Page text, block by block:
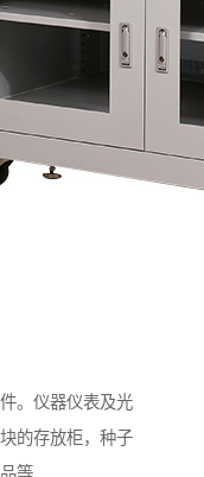
。仪器仪表及光
的存放柜，种子